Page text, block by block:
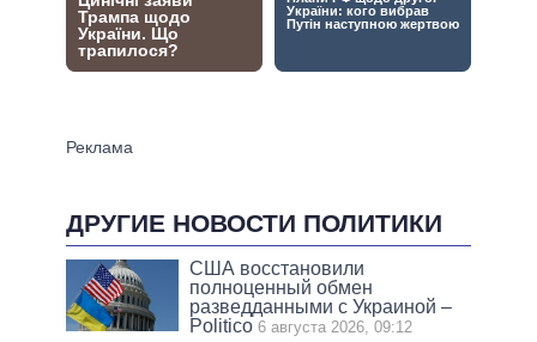
ДРУГИЕ НОВОСТИ ПОЛИТИКИ
США восстановили
полноценный обмен
разведданными с Украиной –
Politico 6 августа 2026, 09:12